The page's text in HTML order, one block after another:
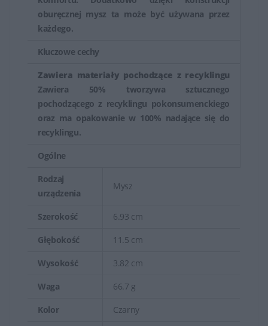
Klawiatury i myszy HP oferują użytkownikom wydajność,
wygodę i niekiedy dodatkowe funkcje, które umożliwiają
efektywną pracę zarówno w biurze, jak i w innych
ekosystemem HP, co zapewnia lepszą kompatybilność i
współpracę z urządzeniami tej marki.
oburęcznej mysz ta może być używana przez
każdego.
Kluczowe cechy
Zawiera materiały pochodzące z recyklingu
Zawiera 50% tworzywa sztucznego
pochodzącego z recyklingu pokonsumenckiego
oraz ma opakowanie w 100% nadające się do
recyklingu.
Ogólne
Rodzaj
urządzenia
Mysz
Szerokość 6.93 cm
Głębokość 11.5 cm
Wysokość 3.82 cm
Waga 66.7 g
Kolor Czarny